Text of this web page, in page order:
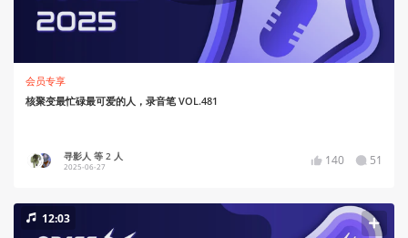
会员专享
核聚变最忙碌最可爱的人，录音笔 VOL.481
寻影人 等 2 人
2025-06-27 140 51
12:03